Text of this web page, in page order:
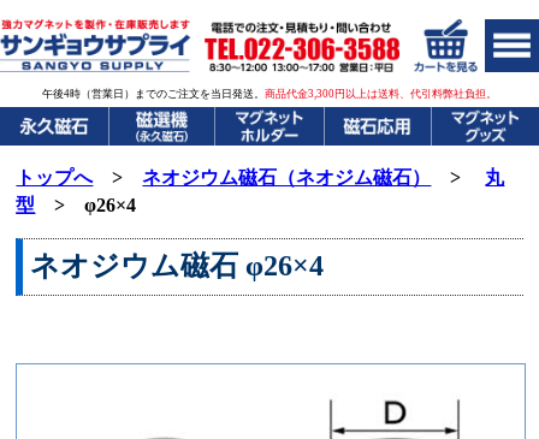
午後4時（営業日）までのご注文を当日発送。 商品代金3,300円以上は送料、代引料弊社負担。
トップへ>ネオジウム磁石（ネオジム磁石） > 丸
型 > φ26×4
ネオジウム磁石 φ26×4